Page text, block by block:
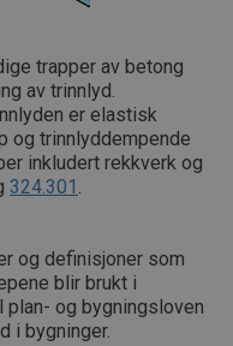
trapper av betong
av trinnlyd.
er elastisk
og trinnlyddempende
inkludert rekkverk og
324.301 .
og definisjoner som
blir brukt i
og bygningsloven
i bygninger.